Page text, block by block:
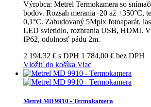
Výrobca: Metrel Termokamera so
bodov. Rozsah merania -20 až +350°C,
0,1°C. Zabudovaný 5Mpix fotoaparát,
LED svietidlo, rozhrania USB, HDMI.
IP62, odolnosť pádu 2m.
2 194,32 € s DPH 1 784,00 € bez DPH
Vložiť do košíka Viac
Metrel MD 9910 - Termokamera